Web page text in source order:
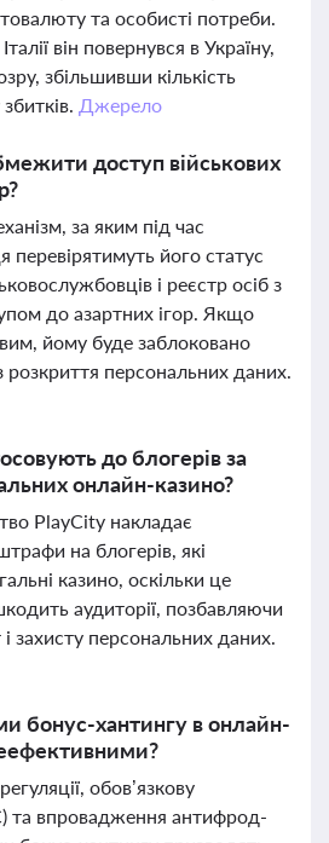
та особисті потреби.
він повернувся в Україну,
збільшивши кількість
Джерело
доступ військових
за яким під час
перевірятимуть його статус
і реєстр осіб з
до азартних ігор. Якщо
йому буде заблоковано
розкриття персональних даних.
до блогерів за
онлайн-казино?
PlayCity накладає
на блогерів, які
казино, оскільки це
аудиторії, позбавляючи
і захисту персональних даних.
бонус-хантингу в онлайн-
обов’язкову
та впровадження антифрод-